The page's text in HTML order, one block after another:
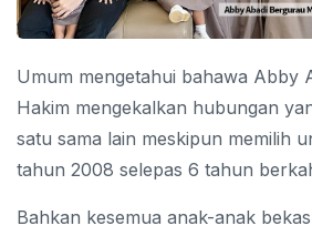
Umum mengetahui bahawa Abby
Hakim mengekalkan hubungan
satu sama lain meskipun memilih
tahun 2008 selepas 6 tahun
Bahkan kesemua anak-anak